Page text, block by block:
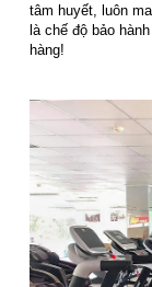
tâm huyết, luôn
là chế độ bảo
hàng!